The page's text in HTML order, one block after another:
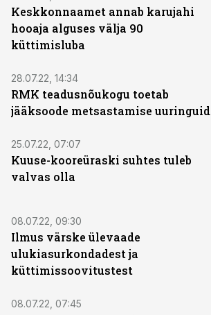
Keskkonnaamet annab karujahi
hooaja alguses välja 90
küttimisluba
28.07.22, 14:34
RMK teadusnõukogu toetab
jääksoode metsastamise uuringuid
25.07.22, 07:07
Kuuse-kooreüraski suhtes tuleb
valvas olla
08.07.22, 09:30
Ilmus värske ülevaade
ulukiasurkondadest ja
küttimissoovitustest
08.07.22, 07:45